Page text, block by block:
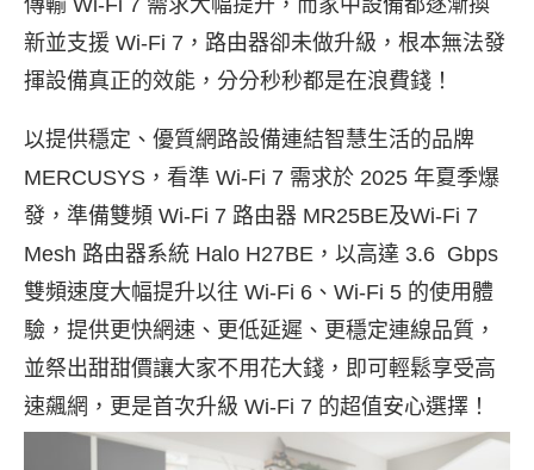
傳輸 Wi-Fi 7 需求大幅提升 ，而家中設備都逐漸換
新並支援 Wi-Fi 7，路由器卻未做升級，根本無法發
揮設備真正的效能，分分秒秒都是在浪費錢！
以提供穩定、優質網路設備連結智慧生活的品牌
MERCUSYS，看準 Wi-Fi 7 需求於 2025 年夏季爆
發，準備雙頻 Wi-Fi 7 路由器 MR25BE及Wi-Fi 7
Mesh 路由器系統 Halo H27BE，以高達 3.6 Gbps
雙頻速度大幅提升以往 Wi-Fi 6、Wi-Fi 5 的使用體
驗，提供更快網速、更低延遲、更穩定連線品質，
並祭出甜甜價讓大家不用花大錢，即可輕鬆享受高
速飆網，更是首次升級 Wi-Fi 7 的超值安心選擇！